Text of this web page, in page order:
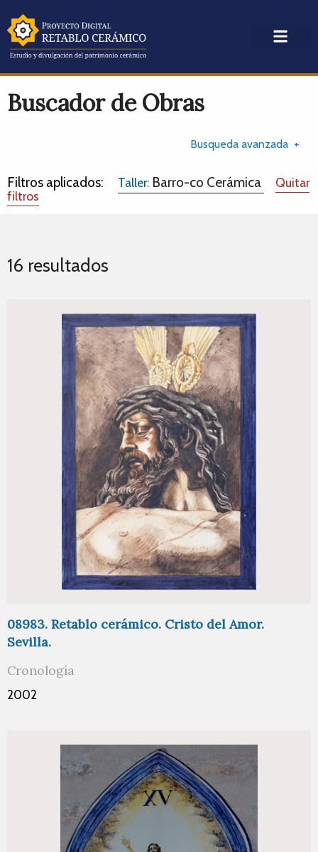
Buscador de Obras
Busqueda avanzada
Filtros aplicados: Taller: Barro-co Cerámica
Quitar
filtros
16 resultados
08983. Retablo cerámico. Cristo del Amor.
Sevilla.
Cronología
2002